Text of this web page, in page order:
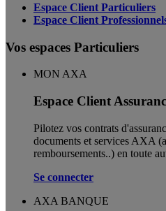
Espace Client Particuliers
Espace Client
Vos espaces Particuliers
MON AXA
Espace Client
Pilotez vos contrats
documents et services AXA
remboursements..) en toute
Se connecter
AXA BANQUE